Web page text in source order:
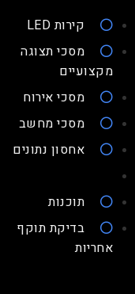
קירות LED
מסכי תצוגה
מקצועיים
מסכי אירוח
מסכי מחשב
אחסון נתונים
תוכנות
בדיקת תוקף
אחריות